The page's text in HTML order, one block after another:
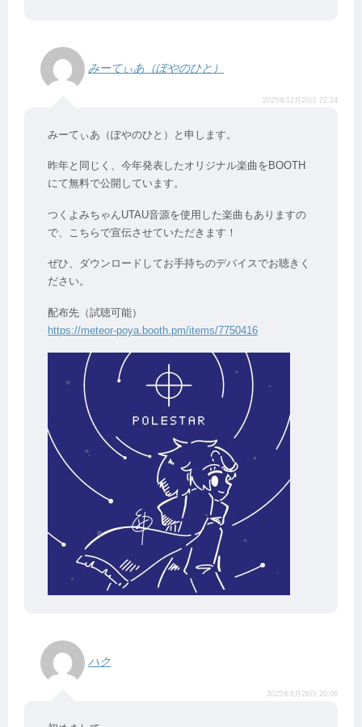
みーてぃあ（ぽやのひと）
2025年12月20日 22:24
みーてぃあ（ぽやのひと）と申します。
昨年と同じく、今年発表したオリジナル楽曲をBOOTH
にて無料で公開しています。
つくよみちゃんUTAU音源を使用した楽曲もありますの
で、こちらで宣伝させていただきます！
ぜひ、ダウンロードしてお手持ちのデバイスでお聴きく
ださい。
配布先（試聴可能）
https://meteor-poya.booth.pm/items/7750416
ハク
2025年6月26日 20:06